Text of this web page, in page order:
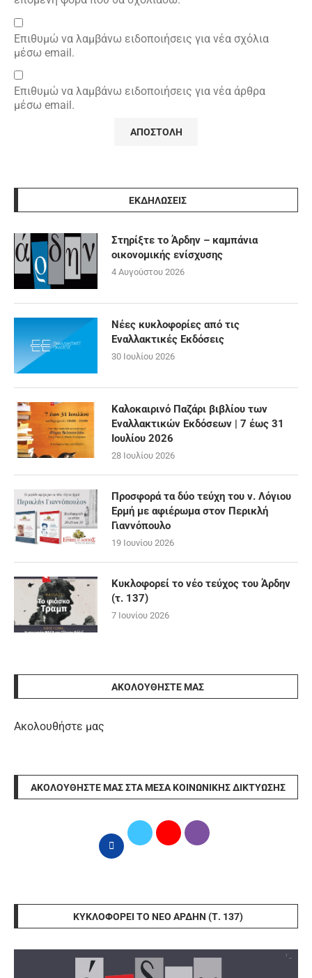
Επιθυμώ να λαμβάνω ειδοποιήσεις για νέα σχόλια
μέσω email.
Επιθυμώ να λαμβάνω ειδοποιήσεις για νέα άρθρα
μέσω email.
ΕΚΔΗΛΩΣΕΙΣ
Στηρίξτε το Άρδην – καμπάνια
οικονομικής ενίσχυσης
4 Αυγούστου 2026
Νέες κυκλοφορίες από τις
Εναλλακτικές Εκδόσεις
30 Ιουλίου 2026
Καλοκαιρινό Παζάρι βιβλίου των
Εναλλακτικών Εκδόσεων | 7 έως 31
Ιουλίου 2026
28 Ιουλίου 2026
Προσφορά τα δύο τεύχη του ν. Λόγιου
Ερμή με αφιέρωμα στον Περικλή
Γιαννόπουλο
19 Ιουνίου 2026
Κυκλοφορεί το νέο τεύχος του Άρδην
(τ. 137)
7 Ιουνίου 2026
ΑΚΟΛΟΥΘΉΣΤΕ ΜΑΣ
Ακολουθήστε μας
ΑΚΟΛΟΥΘΉΣΤΕ ΜΑΣ ΣΤΑ ΜΈΣΑ ΚΟΙΝΩΝΙΚΉΣ ΔΙΚΤΎΩΣΗΣ
ΚΥΚΛΟΦΟΡΕΊ ΤΟ ΝΈΟ ΆΡΔΗΝ (Τ. 137)